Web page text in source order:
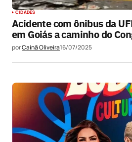
CIDADES
Acidente com ônibus da
em Goiás a caminho do
porCainã Oliveira16/07/2025